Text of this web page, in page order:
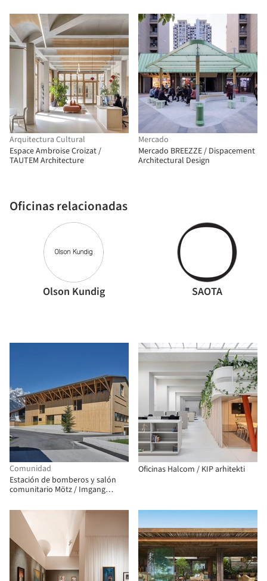
Arquitectura Cultural
Espace Ambroise Croizat /
TAUTEM Architecture
Oficinas relacionadas
Olson Kundig SAOTA
Mercado
Mercado BREEZZE / Dispacement
Architectural Design
Comunidad
Estación de bomberos y salón
comunitario Mötz / Imgang
Oficinas Halcom / KIP arhitekti